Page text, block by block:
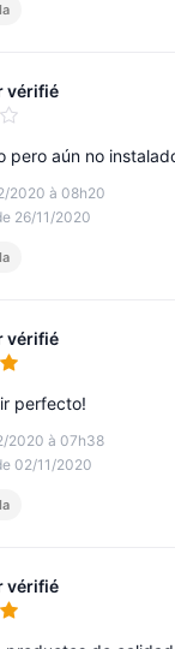
vérifié
5
2020 à 08h20
26/11/2020
pero aún no
vérifié
5
2020 à 07h38
02/11/2020
perfecto!
vérifié
5